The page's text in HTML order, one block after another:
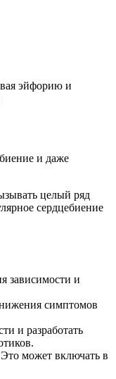
эйфорию и
и даже
целый ряд
сердцебиение
зависимости и
симптомов
и разработать
может включать в